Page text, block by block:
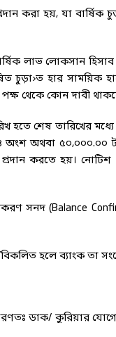
করা হয়, যা
লাভ লোকসান
হার সাময়িক
থেকে কোন দাবী
শেষ তারিখের মধ্যে
১/৪ অংশ অথবা
করতে হয়।
সনদ (Balance
হলে ব্যাংক তা
ডাক/ কুরিয়ার